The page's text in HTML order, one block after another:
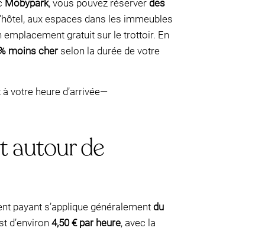
Mobypark, vous pouvez réserver des
aux espaces dans les immeubles
emplacement gratuit sur le trottoir. En
moins cherselon la durée de votre
votre heure d’arrivée—
autour de
payant s’applique généralement du
d’environ 4,50 € par heure, avec la